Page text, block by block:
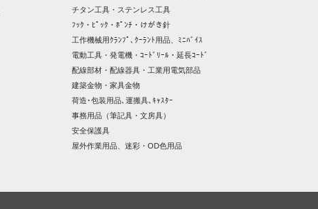
チタン工具・ステンレス工具
ﾌｯｸ・ﾋﾟｯｸ・ﾎﾟﾝﾁ・けがき針
工作機械用ｸﾗﾝﾌﾟ､ｸｰﾗﾝﾄ用品、ﾐﾆﾊﾞｲｽ
電動工具・発電機・ｺｰﾄﾞﾘｰﾙ・延長ｺｰﾄﾞ
配線部材・配線器具・工業用電気部品
建築金物・家具金物
荷造･包装用品､運搬具､ｷｬｽﾀｰ
事務用品（筆記具・文房具）
安全保護具
屋外作業用品、迷彩・OD色用品